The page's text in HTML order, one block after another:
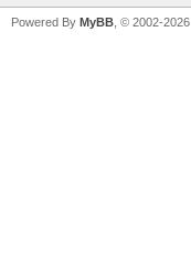
Powered By MyBB , © 2002-2026